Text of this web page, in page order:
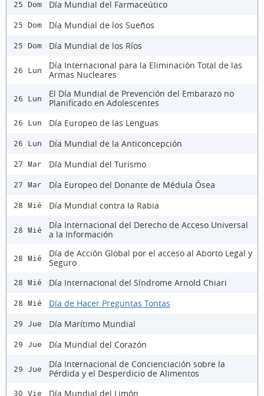
25 Dom Día Mundial del Farmaceútico
25 Dom Día Mundial de los Sueños
25 Dom Día Mundial de los Ríos
26 Lun
Día Internacional para la Eliminación Total de las
Armas Nucleares
26 Lun
El Día Mundial de Prevención del Embarazo no
Planificado en Adolescentes
26 Lun Día Europeo de las Lenguas
26 Lun Día Mundial de la Anticoncepción
27 Mar Día Mundial del Turismo
27 Mar Día Europeo del Donante de Médula Ósea
28 Mié Día Mundial contra la Rabia
28 Mié
Día Internacional del Derecho de Acceso Universal
a la Información
28 Mié
Día de Acción Global por el acceso al Aborto Legal y
Seguro
28 Mié Día Internacional del Síndrome Arnold Chiari
28 Mié Día de Hacer Preguntas Tontas
29 Jue Día Marítimo Mundial
29 Jue Día Mundial del Corazón
29 Jue
Día Internacional de Concienciación sobre la
Pérdida y el Desperdicio de Alimentos
30 Vie Día Mundial del Limón